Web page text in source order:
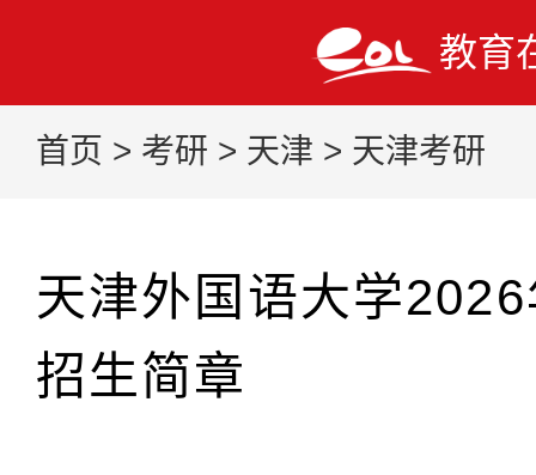
教育
首页 > 考研 > 天津 > 天津考研
天津外国语大学
招生简章